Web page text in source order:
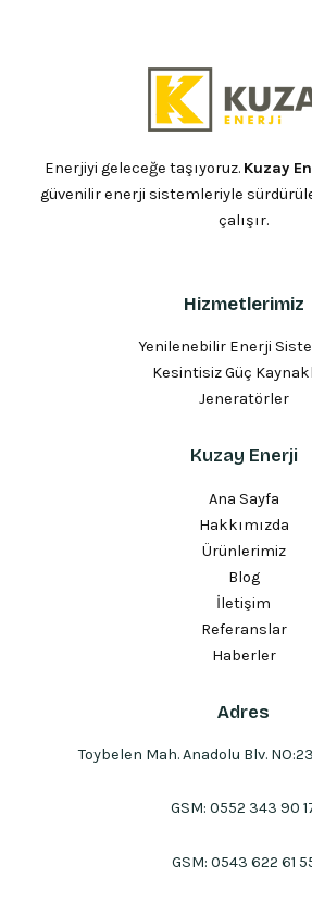
Enerjiyi geleceğe taşıyoruz. Kuzay
güvenilir enerji sistemleriyle
çalışır.
Hizmetlerimiz
Yenilenebilir Enerji
Kesintisiz Güç
Jeneratörler
Kuzay Enerji
Ana Sayfa
Hakkımızda
Ürünlerimiz
Blog
İletişim
Referanslar
Haberler
Adres
Toybelen Mah. Anadolu Blv.
GSM: 0552 343 90
GSM: 0543 622 61